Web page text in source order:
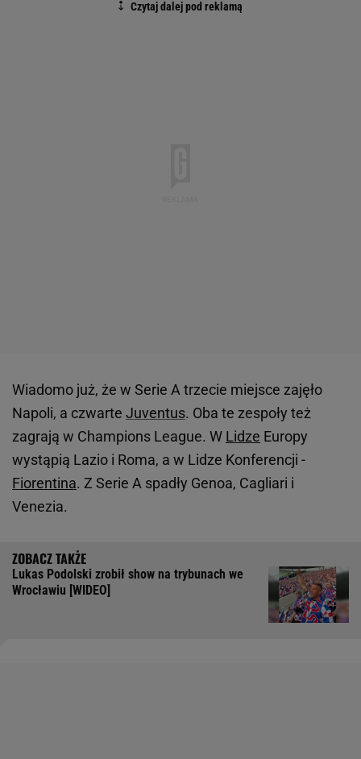
Wiadomo już, że w Serie A trzecie miejsce zajęło
Napoli, a czwarte Juventus. Oba te zespoły też
zagrają w Champions League. W Lidze Europy
wystąpią Lazio i Roma, a w Lidze Konferencji -
Fiorentina. Z Serie A spadły Genoa, Cagliari i
Venezia.
Lukas Podolski zrobił show na trybunach we
Wrocławiu [WIDEO]